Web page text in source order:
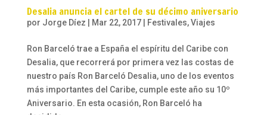
Desalia anuncia el cartel de su décimo aniversario
por Jorge Díez Mar 22, 2017| Festivales,Viajes
Ron Barceló trae a España el espíritu del Caribe con
Desalia, que recorrerá por primera vez las costas de
nuestro país Ron Barceló Desalia, uno de los eventos
más importantes del Caribe, cumple este año su 10º
Aniversario. En esta ocasión, Ron Barceló ha